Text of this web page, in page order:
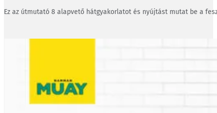
Ez az útmutató 8 alapvető hátgyakorlatot és nyújtást mutat be a